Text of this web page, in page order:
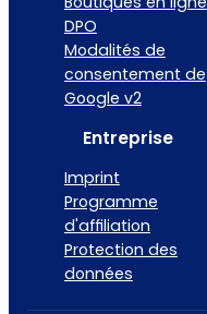
DPO
Modalités de
consentement de
Google v2
Entreprise
Imprint
Programme
d'affiliation
Protection des
données